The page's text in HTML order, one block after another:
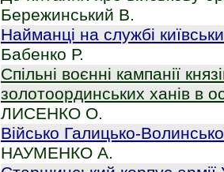
Бережинський В.
Найманці на службі
Бабенко Р.
Спільні воєнні кампанії
золотоординських ханів в
ЛИСЕНКО О.
Військо Галицько-
НАУМЕНКО А.